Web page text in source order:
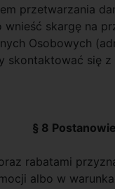
przetwarzania
skargę na
Osobowych
się
§ 8
rabatami
albo w